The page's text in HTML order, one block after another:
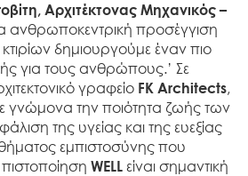
Αρχιτέκτονας Μηχανικός –
ανθρωποκεντρική προσέγγιση
δημιουργούμε έναν πιο
για τους ανθρώπους.’ Σε
γραφείο FK Architects,
γνώμονα την ποιότητα ζωής των
της υγείας και της ευεξίας
εμπιστοσύνης που
πιστοποίηση WELL είναι σημαντική